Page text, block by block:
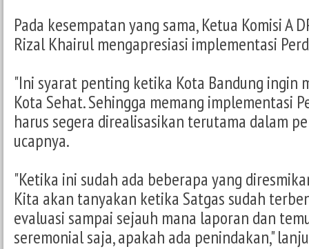
Pada kesempatan yang sama, Ketua Komisi A
Rizal Khairul mengapresiasi implementasi
"Ini syarat penting ketika Kota Bandung ingin
Kota Sehat. Sehingga memang implementasi
harus segera direalisasikan terutama dalam
ucapnya.
"Ketika ini sudah ada beberapa yang
Kita akan tanyakan ketika Satgas sudah
evaluasi sampai sejauh mana laporan dan
seremonial saja, apakah ada penindakan,"